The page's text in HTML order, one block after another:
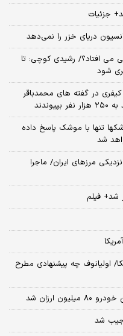
جزئیات
دریای خزر را نمی‌دهد
می افتاد؟/ رشیدی کوچی: تا
شود
امنیتی و کیفری در گفته های محمدباقر
تنها با موشک پاسخ داده
شد
مرز‌های ایران/ ماجرا
شد+ فیلم
اولیانوف چه پیشنهادی مطرح
ارزان شد
شد